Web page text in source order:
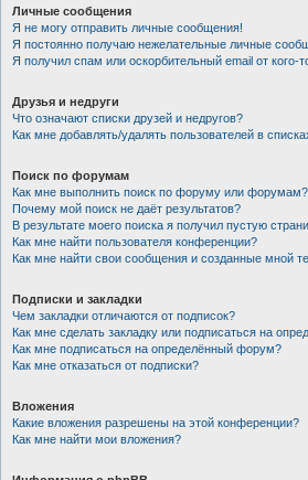
Личные сообщения
Я не могу отправить личные сообщения!
Я постоянно получаю нежелательные личные
Я получил спам или оскорбительный email от кого-
Друзья и недруги
Что означают списки друзей и недругов?
Как мне добавлять/удалять пользователей в
Поиск по форумам
Как мне выполнить поиск по форуму или форумам?
Почему мой поиск не даёт результатов?
В результате моего поиска я получил пустую
Как мне найти пользователя конференции?
Как мне найти свои сообщения и созданные мной
Подписки и закладки
Чем закладки отличаются от подписок?
Как мне сделать закладку или подписаться на
Как мне подписаться на определённый форум?
Как мне отказаться от подписки?
Вложения
Какие вложения разрешены на этой конференции?
Как мне найти мои вложения?